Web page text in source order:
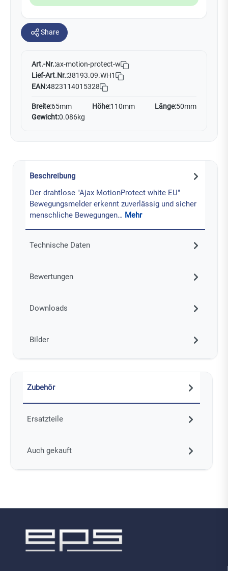
Share
Art.-Nr.:ax-motion-protect-w
Lief-Art.Nr.:38193.09.WH1
EAN:4823114015328
Breite:65mm Höhe:110mm Länge:50mm
Gewicht:0.086kg
Beschreibung
Der drahtlose "Ajax MotionProtect white EU"
Bewegungsmelder erkennt zuverlässig und sicher
menschliche Bewegungen… Mehr
Technische Daten
Bewertungen
Downloads
Bilder
Zubehör
Ersatzteile
Auch gekauft